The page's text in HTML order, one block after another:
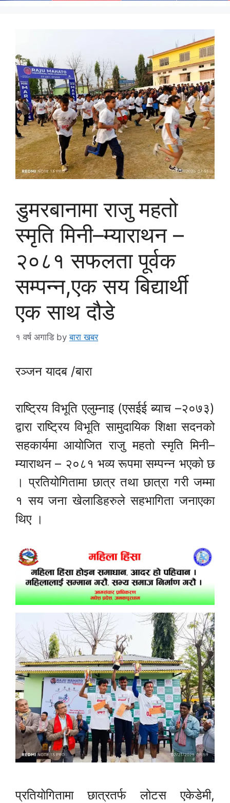
डुमरबानामा राजु महतो
स्मृति मिनी–म्याराथन –
२०८१ सफलता पूर्वक
सम्पन्न,एक सय बिद्यार्थी
एक साथ दौडे
१ वर्ष अगाडि byबारा खबर
रञ्जन यादब /बारा
राष्ट्रिय विभूति एलुम्नाइ (एसईई ब्याच –२०७३)
द्वारा राष्ट्रिय विभूति सामुदायिक शिक्षा सदनको
सहकार्यमा आयोजित राजु महतो स्मृति मिनी–
म्याराथन – २०८१ भव्य रूपमा सम्पन्न भएको छ
। प्रतियोगितामा छात्र तथा छात्रा गरी जम्मा
१ सय जना खेलाडिहरुले सहभागिता जनाएका
थिए ।
प्रतियोगितामा छात्रतर्फ लोटस एकेडेमी,